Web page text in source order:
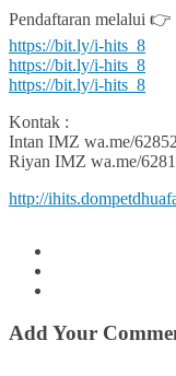
Pendaftaran melalui 👉
https://bit.ly/i-hits_8
https://bit.ly/i-hits_8
https://bit.ly/i-hits_8
Kontak :
Intan IMZ wa.me/
Riyan IMZ wa.me/
http://
Add Your